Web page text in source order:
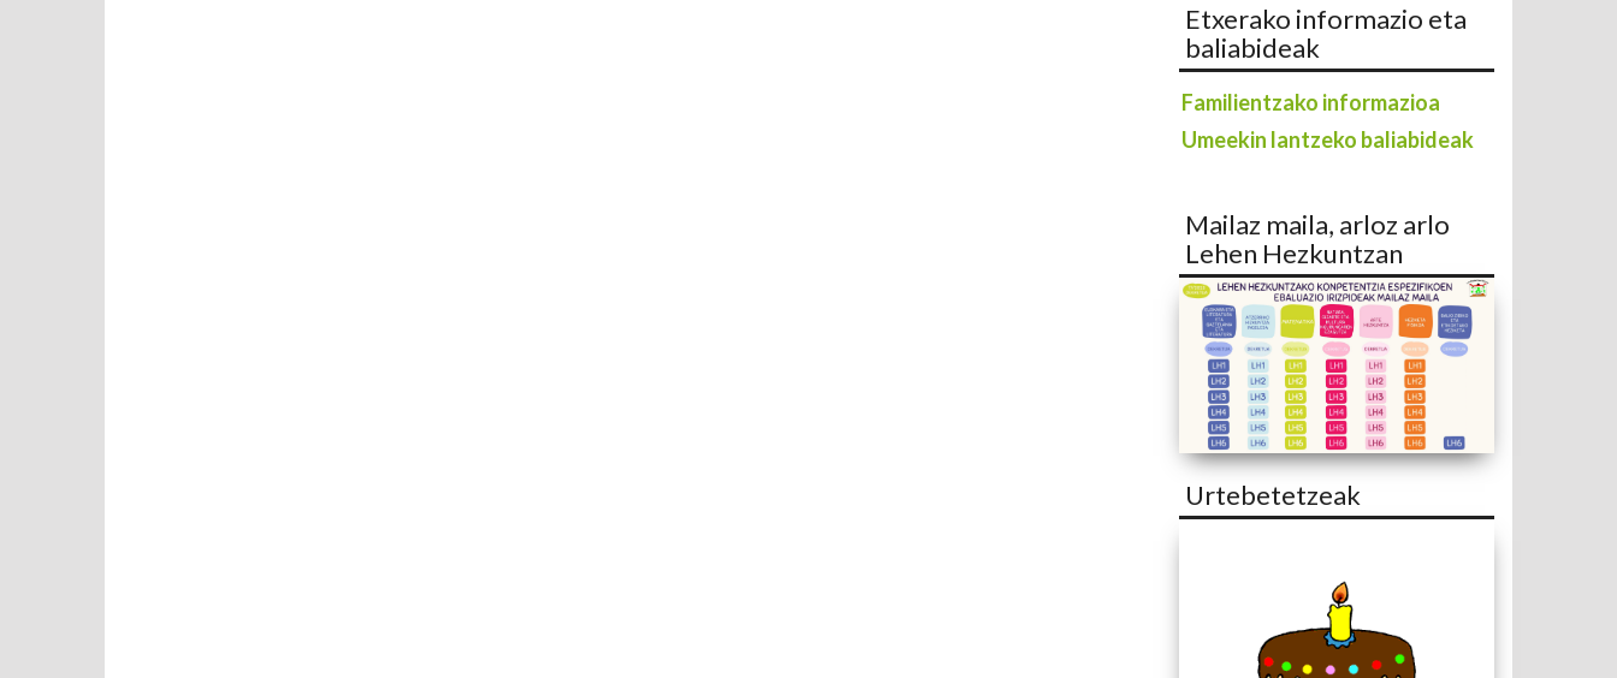
Etxerako informazio eta
baliabideak
Familientzako informazioa
Umeekin lantzeko baliabideak
Mailaz maila, arloz arlo
Lehen Hezkuntzan
Urtebetetzeak